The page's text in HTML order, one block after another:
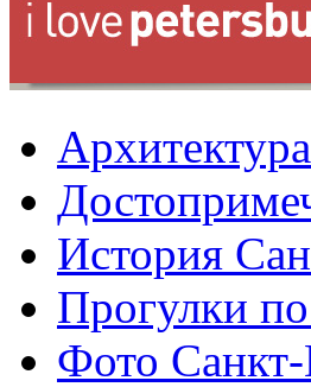
История
Прогулки
Фото Санкт-